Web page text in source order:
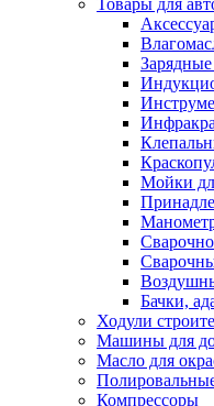
Товары для
Зарядные
Мойки
Бачки,
Ходули
Машины для
Масло для
Компрессоры